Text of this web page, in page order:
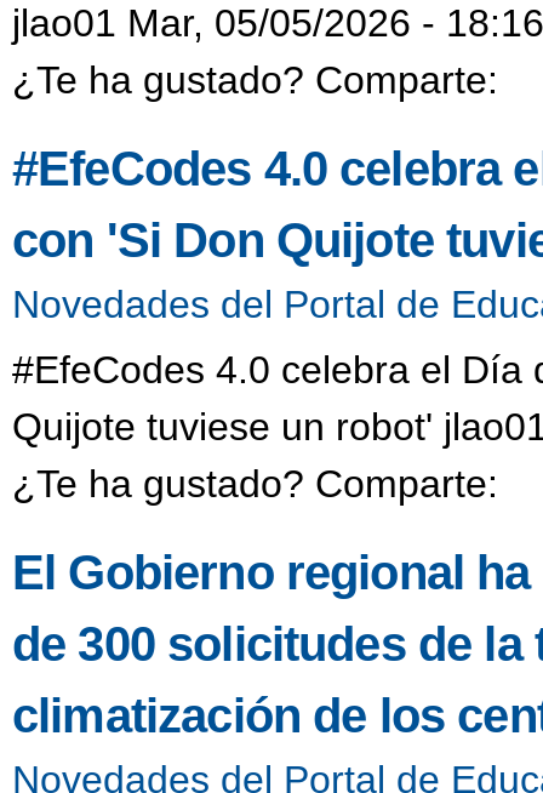
jlao01 Mar, 05/05/2026 - 18:16
¿Te ha gustado? Comparte:
#EfeCodes 4.0 celebra
con 'Si Don Quijote
Novedades del Portal de
#EfeCodes 4.0 celebra el Día
Quijote tuviese un robot'
¿Te ha gustado? Comparte:
El Gobierno regional
de 300 solicitudes de
climatización de los
Novedades del Portal de